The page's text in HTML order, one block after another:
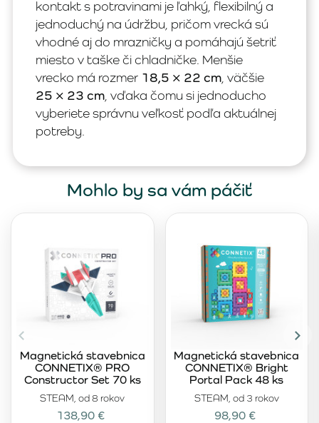
kontakt s potravinami je ľahký, flexibilný a
jednoduchý na údržbu, pričom vrecká sú
vhodné aj do mrazničky a pomáhajú šetriť
miesto v taške či chladničke. Menšie
vrecko má rozmer 18,5 × 22 cm, väčšie
25 × 23 cm, vďaka čomu si jednoducho
vyberiete správnu veľkosť podľa aktuálnej
potreby.
Mohlo by sa vám páčiť
STEAM, od 8 rokov
Magnetická stavebnica
CONNETIX® PRO
Constructor Set 70 ks
138,90 €
STEAM, od 3 rokov
Magnetická stavebnica
CONNETIX® Bright
Portal Pack 48 ks
98,90 €